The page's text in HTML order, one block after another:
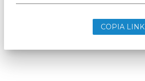
COPIA LINK